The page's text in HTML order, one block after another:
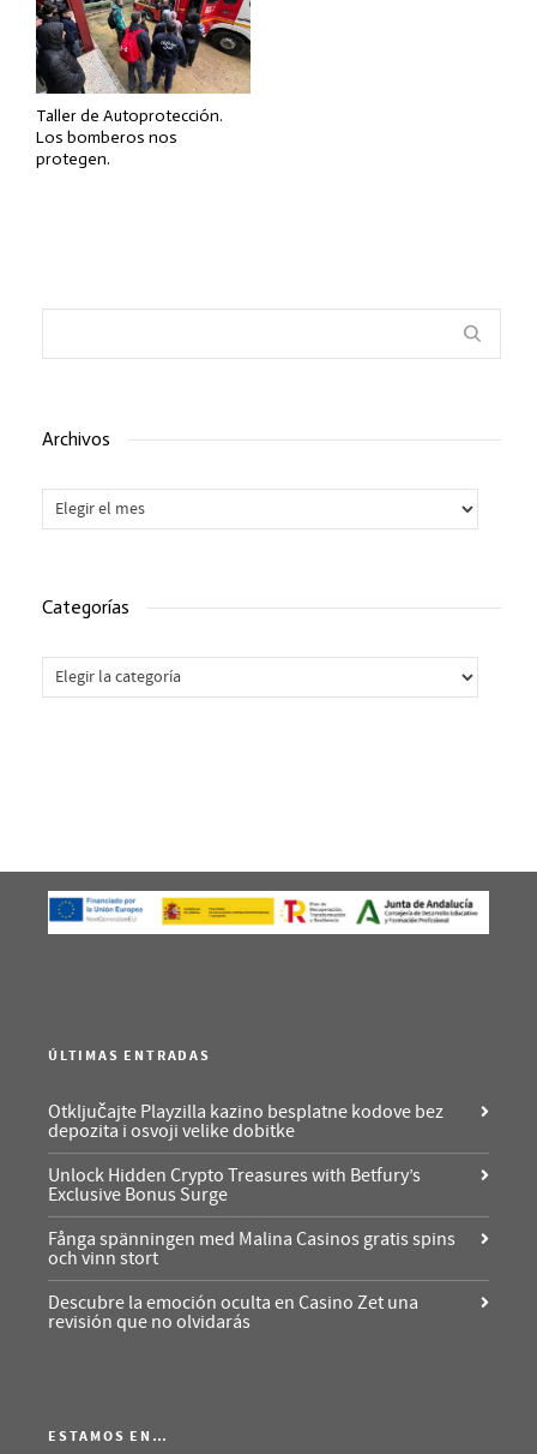
Taller de Autoprotección.
Los bomberos nos
protegen.
Archivos
Archivos
Categorías
Categorías
ÚLTIMAS ENTRADAS
Otključajte Playzilla kazino besplatne kodove bez
depozita i osvoji velike dobitke
Unlock Hidden Crypto Treasures with Betfury’s
Exclusive Bonus Surge
Fånga spänningen med Malina Casinos gratis spins
och vinn stort
Descubre la emoción oculta en Casino Zet una
revisión que no olvidarás
ESTAMOS EN…